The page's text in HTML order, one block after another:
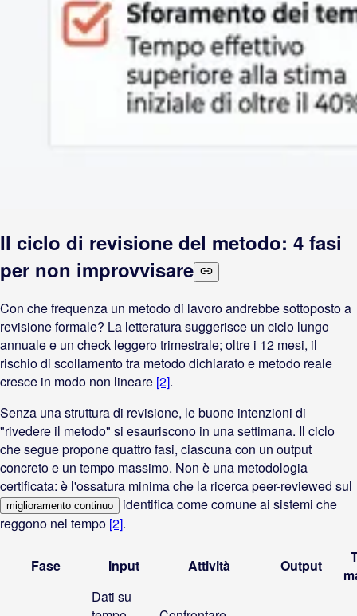
Il ciclo di revisione del metodo: 4 fasi
per non improvvisare
Con che frequenza un metodo di lavoro andrebbe sottoposto a
revisione formale? La letteratura suggerisce un ciclo lungo
annuale e un check leggero trimestrale; oltre i 12 mesi, il
rischio di scollamento tra metodo dichiarato e metodo reale
cresce in modo non lineare [2].
Senza una struttura di revisione, le buone intenzioni di
"rivedere il metodo" si esauriscono in una settimana. Il ciclo
che segue propone quattro fasi, ciascuna con un output
concreto e un tempo massimo. Non è una metodologia
certificata: è l'ossatura minima che la ricerca peer-reviewed sul
miglioramento continuo
identifica come comune ai sistemi che
reggono nel tempo [2].
Fase Input Attività Output
Dati su